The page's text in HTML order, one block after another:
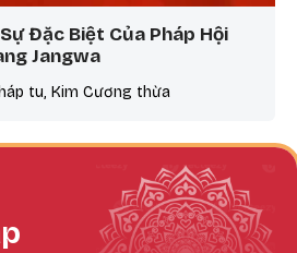
Đặc Biệt Của Pháp Hội
Jangwa
tu, Kim Cương thừa